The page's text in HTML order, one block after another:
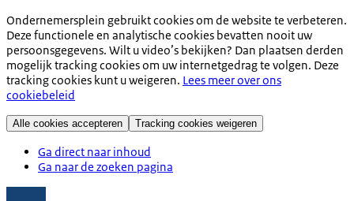
Ondernemersplein gebruikt cookies om de website te verbeteren.
Deze functionele en analytische cookies bevatten nooit uw
persoonsgegevens. Wilt u video’s bekijken? Dan plaatsen derden
mogelijk tracking cookies om uw internetgedrag te volgen. Deze
tracking cookies kunt u weigeren. Lees meer over ons
cookiebeleid
Alle cookies accepteren Tracking cookies weigeren
Ga direct naar inhoud
Ga naar de zoeken pagina